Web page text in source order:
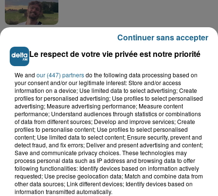
Foot, Boulogne-sur-Mer : Grégory Thil,
un directeur sportif à...
7 août 2026
Hand : Dunkerque face à l'élite pour
préparer la saison du renouveau
7 août 2026
Incendie à La Brasserie de Saint-Omer
: 80 personnes évacuées
Le respect de votre vie privée est notre priorité
We and our (447) partnersdo the following data processing based on
your consent and/or our legitimate interest: Store and/or access
information on a device; Use limited data to select advertising; Create
profiles for personalised advertising; Use profiles to select personalised
advertising; Measure advertising performance; Measure content
performance; Understand audiences through statistics or combinations
of data from different sources; Develop and improve services; Create
profiles to personalise content; Use profiles to select personalised
content; Use limited data to select content; Ensure security, prevent and
detect fraud, and fix errors; Deliver and present advertising and content;
Save and communicate privacy choices. These technologies may
process personal data such as IP address and browsing data to offer
following functionalities: Identify devices based on information actively
requested; Use precise geolocation data; Match and combine data from
other data sources; Link different devices; Identify devices based on
information transmitted automatically.
Continuer sans accepter